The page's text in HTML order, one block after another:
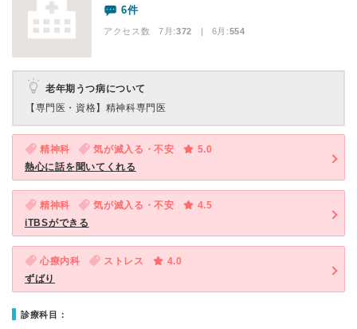
6件
アクセス数 7月:372 | 6月:554
老年期うつ病について
【専門医・資格】 精神科専門医
精神科 気が滅入る・不安
5.0
熱心に話を聞いてくれる
精神科 気が滅入る・不安
4.5
iTBSができる
心療内科 ストレス
4.0
ずばり
診療科目：